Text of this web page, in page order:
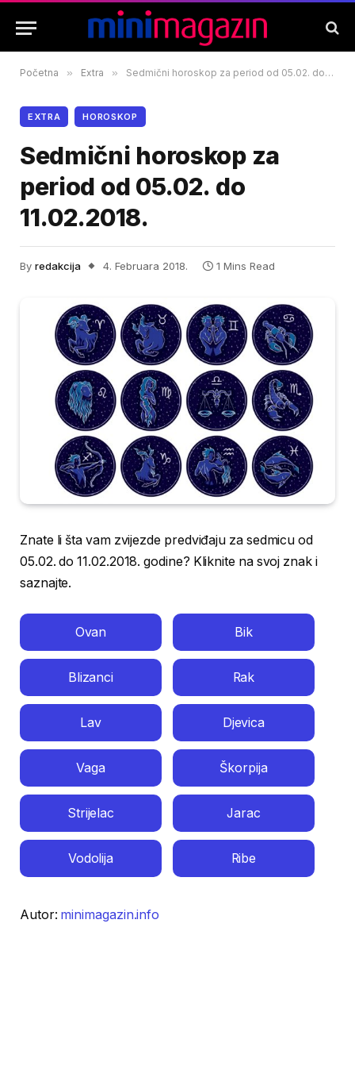
Početna » Extra » Sedmični horoskop za period od 05.02. do 11.02.2018.
EXTRA HOROSKOP
Sedmični horoskop za
period od 05.02. do
11.02.2018.
By redakcija 4. Februara 2018. 1 Mins Read
Znate li šta vam zvijezde predviđaju za sedmicu od
05.02. do 11.02.2018. godine? Kliknite na svoj znak i
saznajte.
Ovan Bik
Blizanci Rak
Lav Djevica
Vaga Škorpija
Strijelac Jarac
Vodolija Ribe
Autor: minimagazin.info